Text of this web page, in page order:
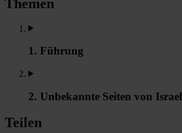
Themen
1. Führung
2. Unbekannte Seiten von Israel
Teilen